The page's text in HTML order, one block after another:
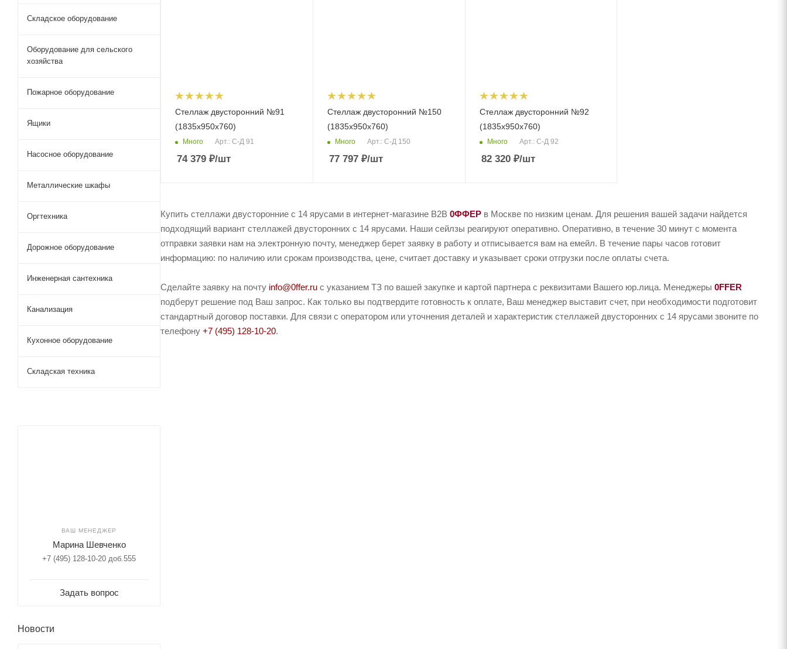
Стеллаж двусторонний №91
(1835х950х760)
Много Арт.: С-Д 91
74 379 ₽/шт
Стеллаж двусторонний №150
(1835х950х760)
Много Арт.: С-Д 150
77 797₽/шт
Стеллаж двусторонний №92
(1835х950х760)
Много Арт.: С-Д 92
82 320₽/шт
Купить стеллажи двусторонние с 14 ярусами в интернет-магазине B2B 0ФФЕР в Москве по низким ценам. Для решения вашей задачи найдется
подходящий вариант стеллажей двусторонних с 14 ярусами. Наши сейлзы реагируют оперативно. Оперативно, в течение 30 минут с момента
отправки заявки нам на электронную почту, менеджер берет заявку в работу и отписывается вам на емейл. В течение пары часов готовит
информацию: по наличию или срокам производства, цене, считает доставку и указывает сроки отгрузки после оплаты счета.
Сделайте заявку на почту info@0ffer.ru с указанием ТЗ по вашей закупке и картой партнера с реквизитами Вашего юр.лица. Менеджеры 0FFER
подберут решение под Ваш запрос. Как только вы подтвердите готовность к оплате, Ваш менеджер выставит счет, при необходимости подготовит
стандартный договор поставки. Для связи с оператором или уточнения деталей и характеристик стеллажей двусторонних с 14 ярусами звоните по
телефону +7 (495) 128-10-20.
Складское оборудование
Оборудование для сельского
хозяйства
Пожарное оборудование
Ящики
Насосное оборудование
Металлические шкафы
Оргтехника
Дорожное оборудование
Инженерная сантехника
Канализация
Кухонное оборудование
Складская техника
ВАШ МЕНЕДЖЕР
Марина Шевченко
+7 (495) 128-10-20 доб.555
Задать вопрос
Новости